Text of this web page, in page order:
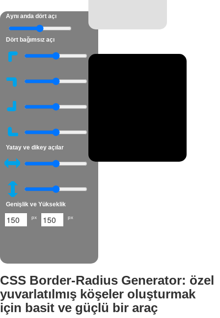
Aynı anda dört açı
Dört bağımsız açı
Yatay ve dikey açılar
Genişlik ve Yükseklik
px px
CSS Border-Radius Generator: özel
yuvarlatılmış köşeler oluşturmak
için basit ve güçlü bir araç